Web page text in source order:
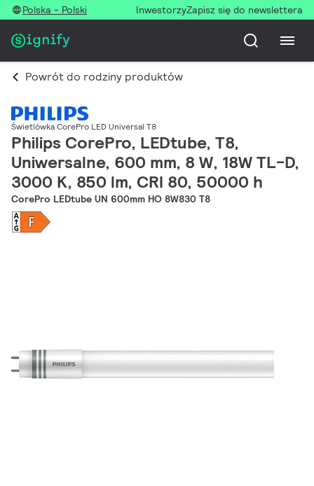
Polska - Polski InwestorzyZapisz się do newslettera
Powrót do rodziny produktów
Świetlówka CorePro LED Universal T8
Philips CorePro, LEDtube, T8,
Uniwersalne, 600 mm, 8 W, 18W TL-D,
3000 K, 850 lm, CRI 80, 50000 h
CorePro LEDtube UN 600mm HO 8W830 T8